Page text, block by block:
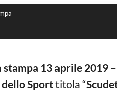
stampa 13 aprile 2019 –
Sporttitola “